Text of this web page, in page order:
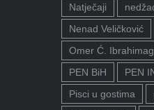
Natječaji
Nenad Veličković
Omer Ć.
PEN BiH
PEN
Pisci u gostima